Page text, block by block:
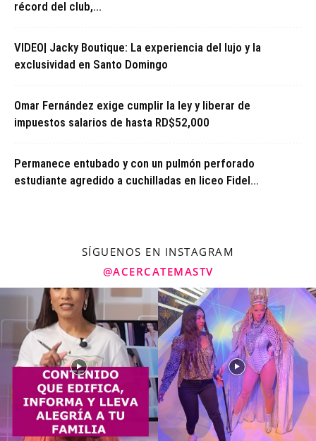
récord del club,...
VIDEO| Jacky Boutique: La experiencia del lujo y la
exclusividad en Santo Domingo
Omar Fernández exige cumplir la ley y liberar de
impuestos salarios de hasta RD$52,000
Permanece entubado y con un pulmón perforado
estudiante agredido a cuchilladas en liceo Fidel...
SÍGUENOS EN INSTAGRAM
@ACERCATEMASTV